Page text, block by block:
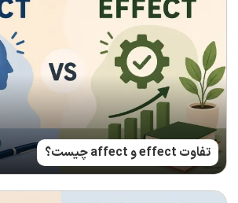
تفاوت effect و affect چیست؟